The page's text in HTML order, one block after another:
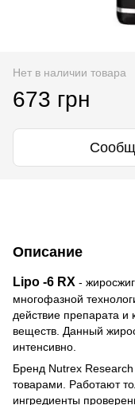
Нет в наличии товара
673 грн
Описание
Lipo -6 RX -
многофазной
действие препарата и
веществ. Данный
интенсивно.
Бренд Nutrex
товарами. Работают
ингредиенты